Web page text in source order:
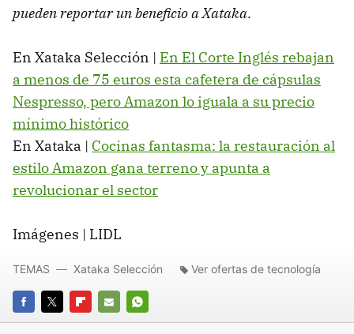
pueden reportar un beneficio a Xataka.
En Xataka Selección | En El Corte Inglés rebajan
a menos de 75 euros esta cafetera de cápsulas
Nespresso, pero Amazon lo iguala a su precio
mínimo histórico
En Xataka | Cocinas fantasma: la restauración al
estilo Amazon gana terreno y apunta a
revolucionar el sector
Imágenes | LIDL
FACEBOOK
TWITTERFLIPBOARD
E-
WHATSAPP
TEMAS Xataka Selección Ver ofertas de tecnología